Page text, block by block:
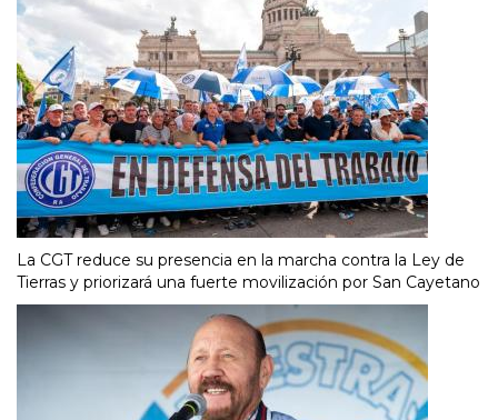
La CGT reduce su presencia en la marcha contra la Ley de
Tierras y priorizará una fuerte movilización por San Cayetano